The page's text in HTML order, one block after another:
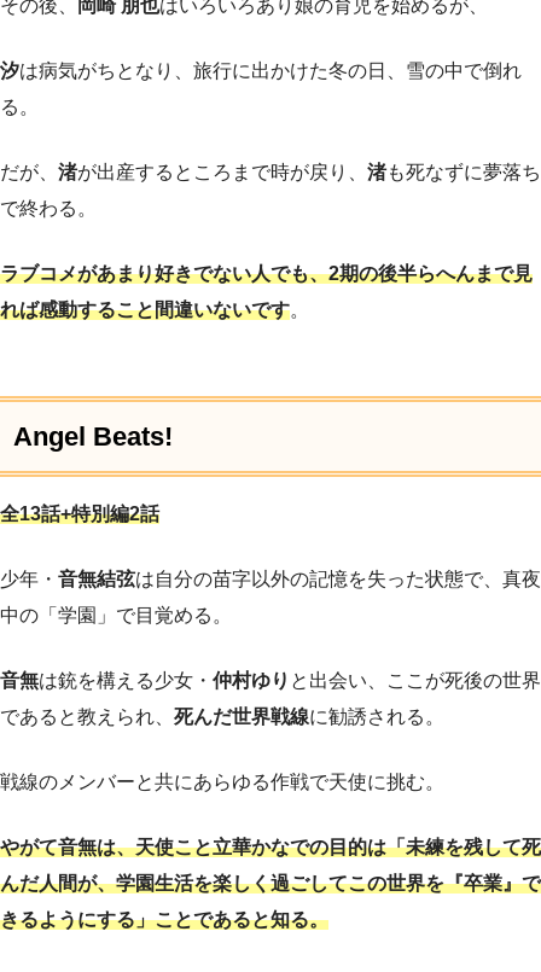
その後、 岡崎 朋也はいろいろあり娘の育児を始めるが、
汐は病気がちとなり、旅行に出かけた冬の日、雪の中で倒れ
る。
だが、 渚が出産するところまで時が戻り、 渚も死なずに夢落ち
で終わる。
ラブコメがあまり好きでない人でも、2期の後半らへんまで見
れば感動すること間違いないです。
Angel Beats!
全13話+特別編2話
少年・ 音無結弦は自分の苗字以外の記憶を失った状態で、真夜
中の「学園」で目覚める。
音無は銃を構える少女・ 仲村ゆり と出会い、ここが死後の世界
であると教えられ、 死んだ世界戦線に勧誘される。
戦線のメンバーと共にあらゆる作戦で天使に挑む。
やがて音無は、天使こと立華かなでの目的は「未練を残して死
んだ人間が、学園生活を楽しく過ごしてこの世界を『卒業』で
きるようにする」ことであると知る。